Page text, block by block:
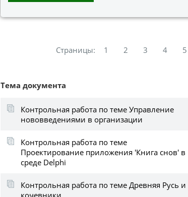
Страницы: 1 2 3 4 5
Тема документа
Контрольная работа по теме Управление
нововведениями в организации
Контрольная работа по теме
Проектирование приложения 'Книга снов' в
среде Delphi
Контрольная работа по теме Древняя Русь и
кочевники